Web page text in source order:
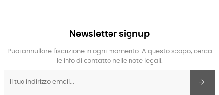
Newsletter signup
Puoi annullare l'iscrizione in ogni momento. A questo scopo, cerca
le info di contatto nelle note legali.